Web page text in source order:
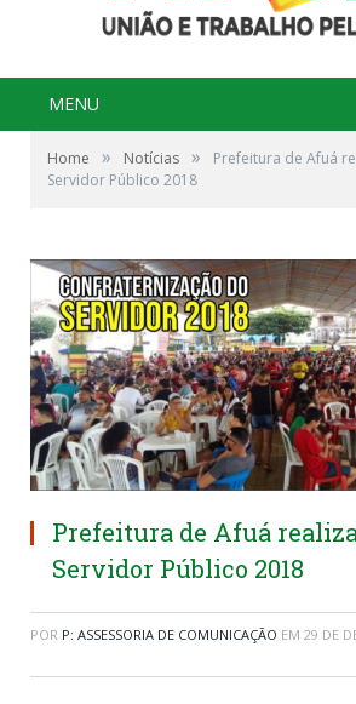
MENU
Home » Notícias »
Prefeitura de Afuá
Servidor Público 2018
Prefeitura de Afuá
Servidor Público 2018
POR P: ASSESSORIA DE COMUNICAÇÃO EM 29 DE